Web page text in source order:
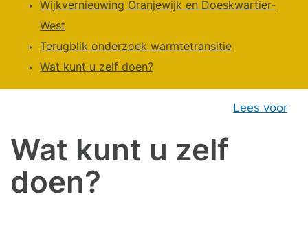
Wijkvernieuwing Oranjewijk en Doeskwartier-
West
Terugblik onderzoek warmtetransitie
Wat kunt u zelf doen?
Lees voor
Wat kunt u zelf
doen?